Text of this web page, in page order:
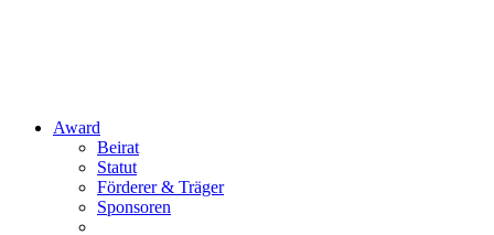
Award
Beirat
Statut
Förderer & Träger
Sponsoren